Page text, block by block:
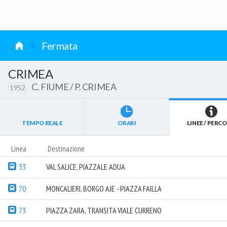
Fermata
CRIMEA
1952 C. FIUME / P. CRIMEA
TEMPO REALE ORARI LINEE /
Linea Destinazione
33 VAL SALICE, PIAZZALE ADUA
70 MONCALIERI, BORGO AJE - PIAZZA FAILLA
73 PIAZZA ZARA, TRANSITA VIALE CURRENO